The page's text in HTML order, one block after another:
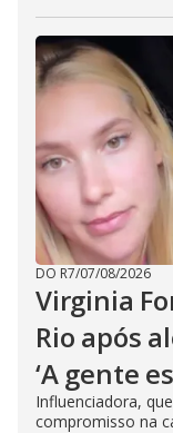
DO R7/07/08/2026
Virginia
Rio após
‘A gente
Influenciadora,
compromisso na